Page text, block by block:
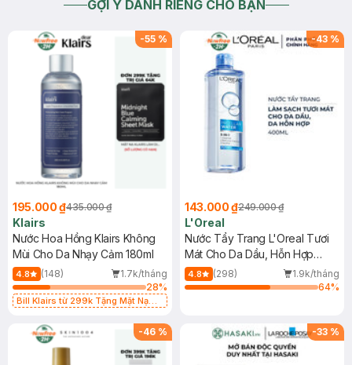
GỢI Ý DÀNH RIÊNG CHO BẠN
-55 %
195.000 ₫435.000 ₫
Klairs
Nước Hoa Hồng Klairs Không
Mùi Cho Da Nhạy Cảm 180ml
4.8 (148)
1.7k/tháng
28%
Bill Klairs từ 299k Tặng Mặt Nạ
25ml (SL Có Hạn)
-43 %
143.000 ₫249.000 ₫
L'Oreal
Nước Tẩy Trang L'Oreal Tươi
Mát Cho Da Dầu, Hỗn Hợp
400ml
4.8 (298)
1.9k/tháng
64%
-46 % -33 %